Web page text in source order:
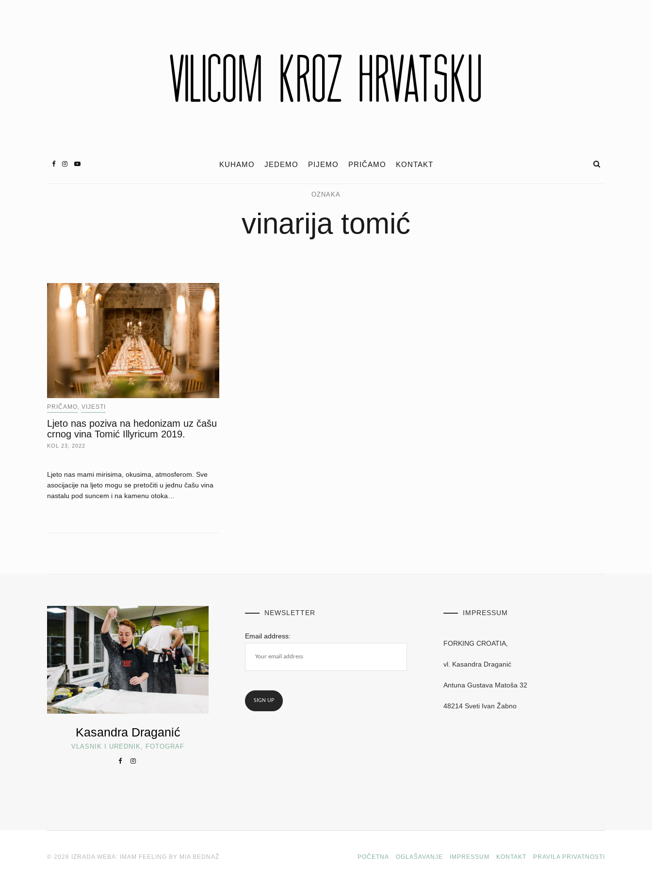
KUHAMO JEDEMO PIJEMO PRIČAMO KONTAKT
OZNAKA
vinarija tomić
PRIČAMO VIJESTI
Ljeto nas poziva na hedonizam uz čašu
crnog vina Tomić Illyricum 2019.
KOL 23, 2022
Ljeto nas mami mirisima, okusima, atmosferom. Sve
asocijacije na ljeto mogu se pretočiti u jednu čašu vina
nastalu pod suncem i na kamenu otoka…
Kasandra Draganić
VLASNIK I UREDNIK, FOTOGRAF
NEWSLETTER
Email address:
IMPRESSUM
FORKING CROATIA,
vl. Kasandra Draganić
Antuna Gustava Matoša 32
48214 Sveti Ivan Žabno
© 2026 IZRADA WEBA: IMAM FEELING BY MIA BEDNAŽ POČETNA OGLAŠAVANJE IMPRESSUM KONTAKT PRAVILA PRIVATNOSTI